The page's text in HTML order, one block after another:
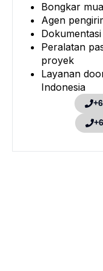
Bongkar
Agen
Peralatan
proyek
Layanan
Indonesia